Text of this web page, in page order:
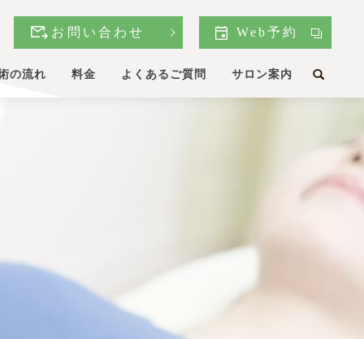
の流れ 料金 よくあるご質問 サロン案内
お問い合わせ Web予約